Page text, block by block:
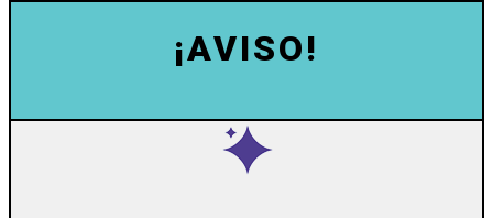
¡AVISO!